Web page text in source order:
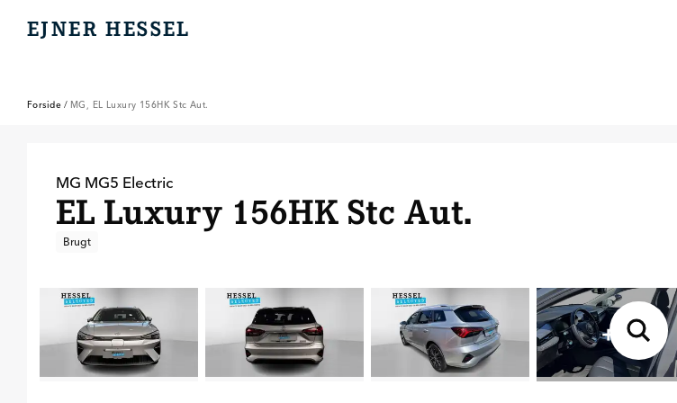
EJNER HESSEL
Forside / MG, EL Luxury 156HK Stc Aut.
MG MG5 Electric
EL Luxury 156HK Stc Aut.
Brugt
+ 5